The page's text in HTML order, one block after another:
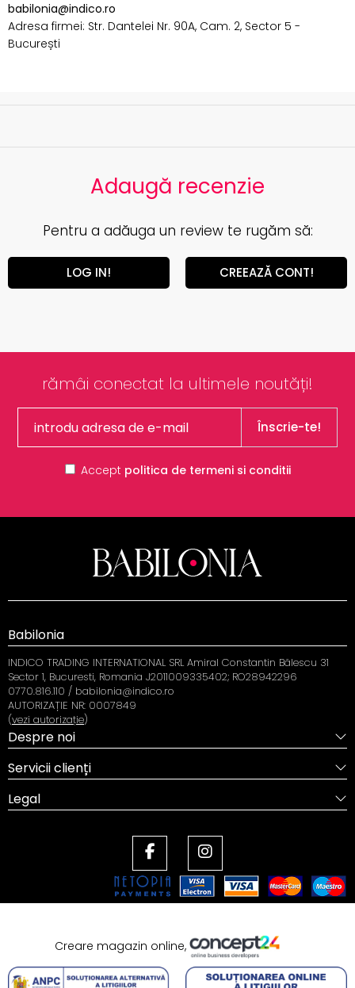
babilonia@indico.ro
Adresa firmei: Str. Dantelei Nr. 90A, Cam. 2, Sector 5 -
București
Adaugă recenzie
Pentru a adăuga un review te rugăm să:
LOG IN! CREEAZĂ CONT!
rămâi conectat la ultimele noutăți!
Înscrie-te!
Accept politica de termeni si conditii
Babilonia
INDICO TRADING INTERNATIONAL SRL Amiral Constantin Bălescu 31
Sector 1, Bucuresti, Romania J2011009335402; RO28942296
0770.816.110 / babilonia@indico.ro
AUTORIZAȚIE NR: 0007849
(vezi autorizație)
Despre noi
Servicii clienți
Legal
Creare magazin online,